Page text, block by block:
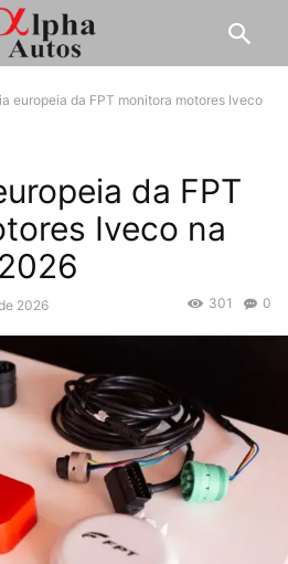
europeia da FPT monitora motores Iveco
da FPT
Iveco na
2026 0
301